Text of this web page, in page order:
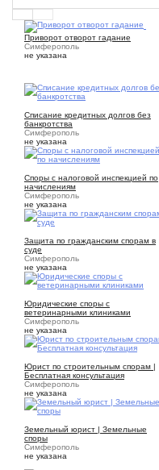
Приворот отворот гадание
Симферополь
не указана
Списание кредитных долгов без
банкротства
Симферополь
не указана
Споры с налоговой инспекцией по
начислениям
Симферополь
не указана
Защита по гражданским спорам в
суде
Симферополь
не указана
Юридические споры с
ветеринарными клиниками
Симферополь
не указана
Юрист по строительным спорам |
Бесплатная консультация
Симферополь
не указана
Земельный юрист | Земельные
споры
Симферополь
не указана